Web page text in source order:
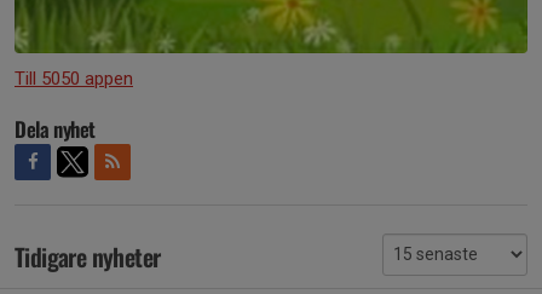
Till 5050 appen
Dela nyhet
Tidigare nyheter